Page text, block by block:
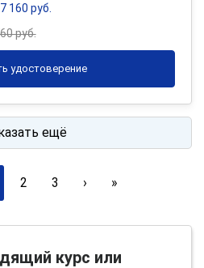
160 руб.
руб.
удостоверение
ещё
2 3 › »
курс или